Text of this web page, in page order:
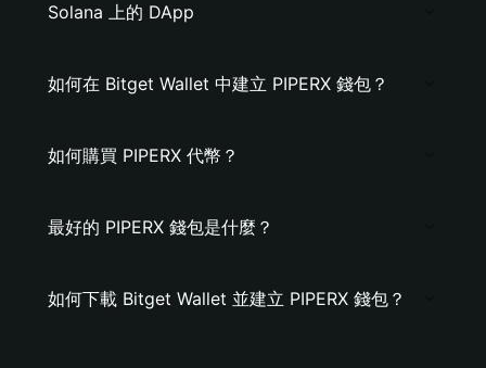
Solana 上的 DApp
如何在 Bitget Wallet 中建立 PIPERX 錢包？
如何購買 PIPERX 代幣？
最好的 PIPERX 錢包是什麼？
如何下載 Bitget Wallet 並建立 PIPERX 錢包？